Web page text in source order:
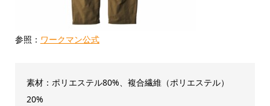
参照： ワークマン公式
素材：ポリエステル80%、複合繊維（ポリエステル）
20%